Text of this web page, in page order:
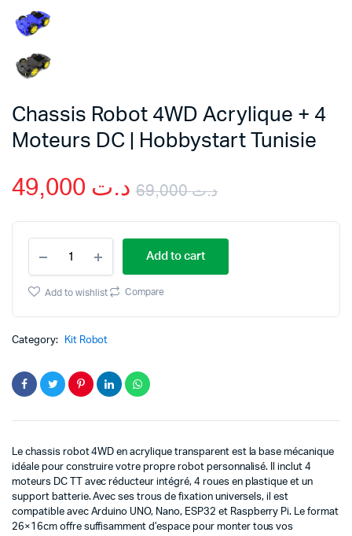
Chassis Robot 4WD Acrylique + 4
Moteurs DC | Hobbystart Tunisie
د.ت69,000
Original
د.ت 69,000.
د.ت
Current
د.ت 49,000.
Robot
4WD
Acrylique
4
Moteurs
Hobbystart
Tunisie
Add to cart
Add to wishlist Compare
Category: Kit Robot
Le chassis robot 4WD en acrylique transparent est la base mécanique
idéale pour construire votre propre robot personnalisé. Il inclut 4
moteurs DC TT avec réducteur intégré, 4 roues en plastique et un
support batterie. Avec ses trous de fixation universels, il est
compatible avec Arduino UNO, Nano, ESP32 et Raspberry Pi. Le format
26×16cm offre suffisamment d’espace pour monter tous vos